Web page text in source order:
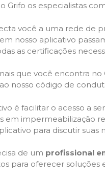
Grifo os especialistas
você a uma rede de
nosso aplicativo
as certificações
que você encontra
nosso código de
é facilitar o acesso a
em impermeabilização
para discutir
de um profissional
para oferecer soluções